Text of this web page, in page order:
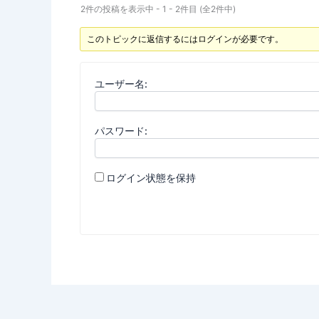
2件の投稿を表示中 - 1 - 2件目 (全2件中)
このトピックに返信するにはログインが必要です。
ユーザー名:
パスワード:
ログイン状態を保持